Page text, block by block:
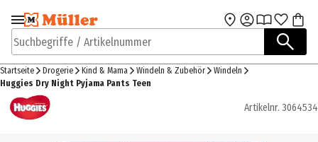
Zur Navigation
springen
Zum Hauptinhalt
Suchbegriffe / Artikelnummer
Startseite Drogerie Kind & Mama Windeln & Zubehör
Windeln
Huggies Dry Night Pyjama Pants Teen
Artikelnr. 3064534